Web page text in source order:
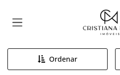
Página
Ordenar